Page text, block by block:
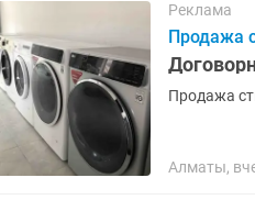
Реклама
Продажа
Продажа
Алматы,